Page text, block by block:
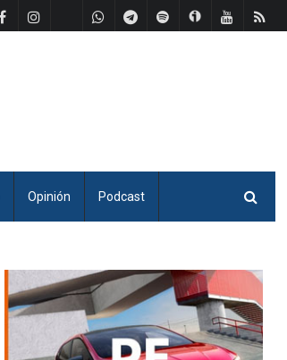
Opinión Podcast